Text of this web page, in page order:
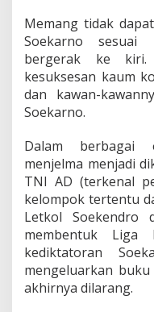
Memang tidak
Soekarno sesuai
bergerak ke
kesuksesan kaum
dan kawan-
Soekarno.
Dalam berbagai
menjelma menjadi
TNI AD (terkenal
kelompok tertentu
Letkol Soekendro
membentuk Liga
kediktatoran
mengeluarkan
akhirnya dilarang.